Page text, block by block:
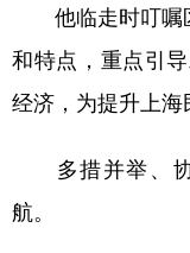
他临走时叮嘱区
和特点，重点引
经济，为提升上海
多措并举、协
航。